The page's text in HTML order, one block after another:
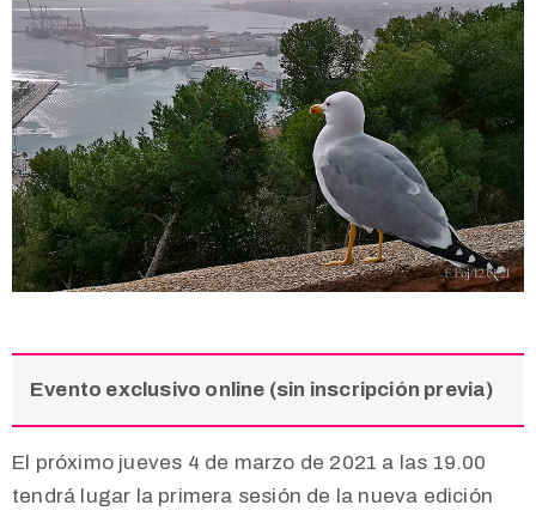
Evento exclusivo online (sin inscripción previa)
El próximo jueves 4 de marzo de 2021 a las 19.00
tendrá lugar la primera sesión de la nueva edición